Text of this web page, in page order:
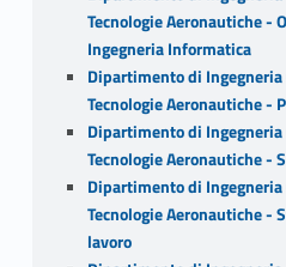
Tecnologie Aeronautiche -
Ingegneria Informatica
Dipartimento di
Tecnologie Aeronautiche -
Dipartimento di
Tecnologie Aeronautiche -
Dipartimento di
Tecnologie Aeronautiche -
lavoro